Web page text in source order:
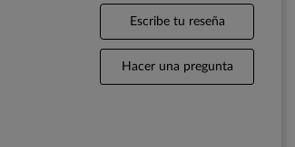
Escribe tu reseña
Hacer una pregunta